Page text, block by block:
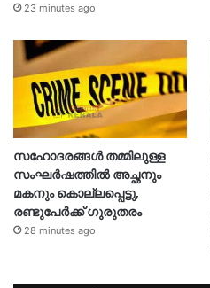
23 minutes ago
സഹോദരങ്ങൾ തമ്മിലുള്ള
സംഘർഷത്തിൽ അച്ഛനും
മകനും കൊല്ലപ്പെട്ടു,
രണ്ടുപേർക്ക് ഗുരുതരം
28 minutes ago